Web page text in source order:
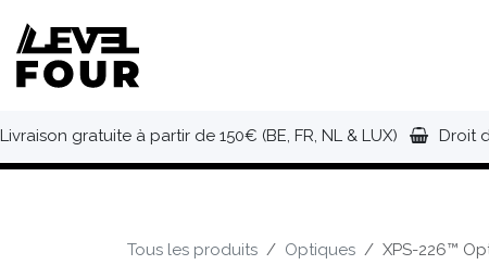
Livraison gratuite à partir de 150€ (BE, FR, NL & LUX) Droit
Tous les produits Optiques XPS-226™